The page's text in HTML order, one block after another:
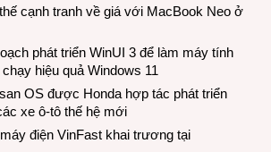
cạnh tranh về giá với MacBook Neo ở
phát triển WinUI 3 để làm máy tính
hiệu quả Windows 11
OS được Honda hợp tác phát triển
xe ô-tô thế hệ mới
điện VinFast khai trương tại